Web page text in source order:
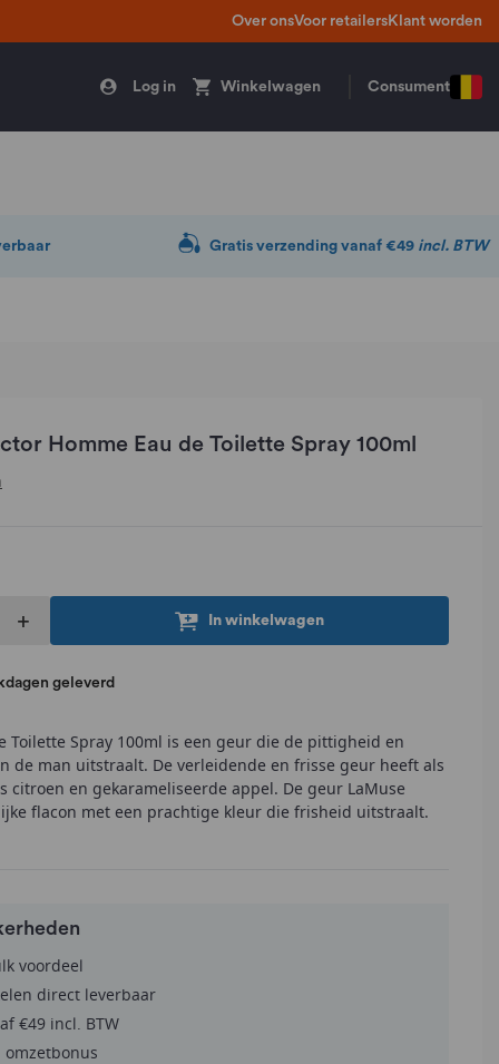
Over onsVoor retailers Klant worden
Log in Winkelwagen Consument
Gratis verzending vanaf €49 incl. BTW
Homme Eau de Toilette Spray 100ml
geleverd
+ In winkelwagen
Toilette Spray 100ml is een geur die de pittigheid en
de man uitstraalt. De verleidende en frisse geur heeft als
en gekarameliseerde appel. De geur LaMuse
flacon met een prachtige kleur die frisheid uitstraalt.
voordeel
direct leverbaar
€49 incl. BTW
omzetbonus